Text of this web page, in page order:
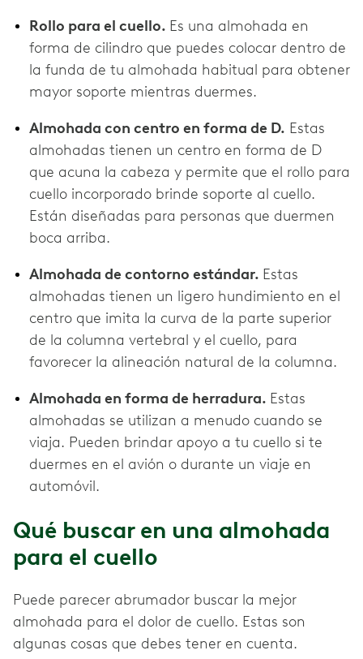
Rollo para el cuello. Es una almohada en
forma de cilindro que puedes colocar dentro de
la funda de tu almohada habitual para obtener
mayor soporte mientras duermes.
Almohada con centro en forma de D. Estas
almohadas tienen un centro en forma de D
que acuna la cabeza y permite que el rollo para
cuello incorporado brinde soporte al cuello.
Están diseñadas para personas que duermen
boca arriba.
Almohada de contorno estándar. Estas
almohadas tienen un ligero hundimiento en el
centro que imita la curva de la parte superior
de la columna vertebral y el cuello, para
favorecer la alineación natural de la columna.
Almohada en forma de herradura. Estas
almohadas se utilizan a menudo cuando se
viaja. Pueden brindar apoyo a tu cuello si te
duermes en el avión o durante un viaje en
automóvil.
Qué buscar en una almohada
para el cuello
Puede parecer abrumador buscar la mejor
almohada para el dolor de cuello. Estas son
algunas cosas que debes tener en cuenta.